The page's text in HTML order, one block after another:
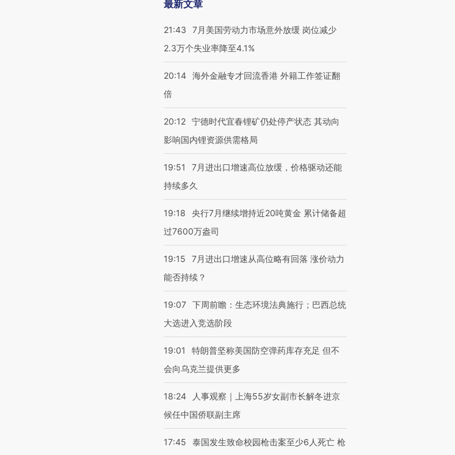
最新文章
21:43
7月美国劳动力市场意外放缓 岗位减少
2.3万个失业率降至4.1%
20:14 海外金融专才回流香港 外籍工作签证翻
倍
20:12 宁德时代宜春锂矿仍处停产状态 其动向
影响国内锂资源供需格局
19:51
7月进出口增速高位放缓，价格驱动还能
持续多久
19:18
央行7月继续增持近20吨黄金 累计储备超
过7600万盎司
19:15
7月进出口增速从高位略有回落 涨价动力
能否持续？
19:07 下周前瞻：生态环境法典施行；巴西总统
大选进入竞选阶段
19:01
特朗普坚称美国防空弹药库存充足 但不
会向乌克兰提供更多
18:24
人事观察｜上海55岁女副市长解冬进京
候任中国侨联副主席
17:45 泰国发生致命校园枪击案至少6人死亡 枪